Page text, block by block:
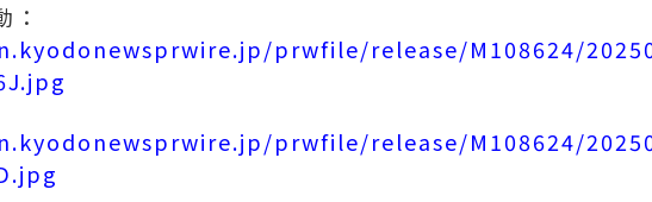
：
prwfile/release/M108624/
prwfile/release/M108624/